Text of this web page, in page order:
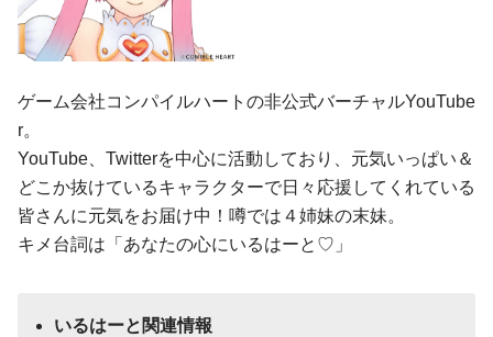
ゲーム会社コンパイルハートの非公式バーチャルYouTube
r。
YouTube、Twitterを中心に活動しており、元気いっぱい＆
どこか抜けているキャラクターで日々応援してくれている
皆さんに元気をお届け中！噂では４姉妹の末妹。
キメ台詞は「あなたの心にいるはーと♡」
いるはーと関連情報